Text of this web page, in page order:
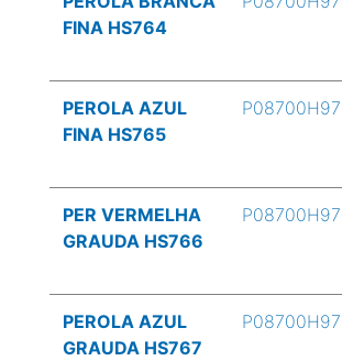
FINA HS764
PEROLA AZUL
FINA HS765
PER VERMELHA
GRAUDA HS766
PEROLA AZUL
GRAUDA HS767